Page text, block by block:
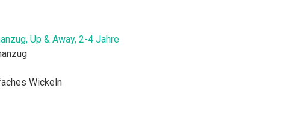
Up & Away, 2-4 Jahre
Wickeln